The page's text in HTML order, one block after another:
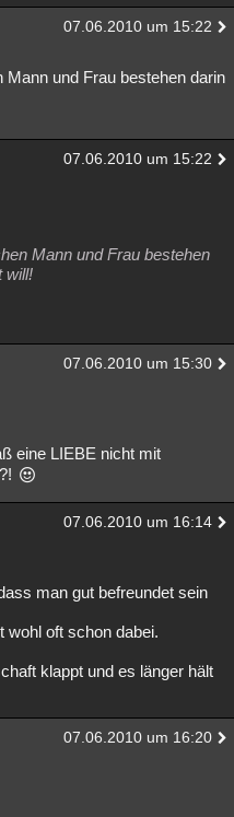
07.06.2010 um 15:22
und Frau bestehen darin
07.06.2010 um 15:22
Mann und Frau bestehen
will!
07.06.2010 um 15:30
eine LIEBE nicht mit
07.06.2010 um 16:14
man gut befreundet sein
wohl oft schon dabei.
klappt und es länger hält
07.06.2010 um 16:20